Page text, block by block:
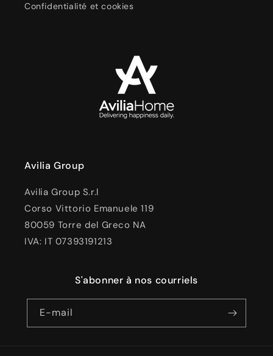
Confidentialité et cookies
Avilia Group
Avilia Group S.r.l
Corso Vittorio Emanuele 119
80059 Torre del Greco NA
IVA: IT 07393191213
S'abonner à nos courriels
E-mail